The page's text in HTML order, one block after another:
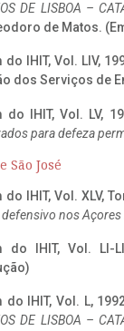
DE LISBOA –
de Matos.
do IHIT, Vol. LIV,
dos Serviços de
do IHIT, Vol. LV,
para defeza
São José
do IHIT, Vol. XLV,
nos
do IHIT, Vol. LI-
do IHIT, Vol. L,
DE LISBOA –